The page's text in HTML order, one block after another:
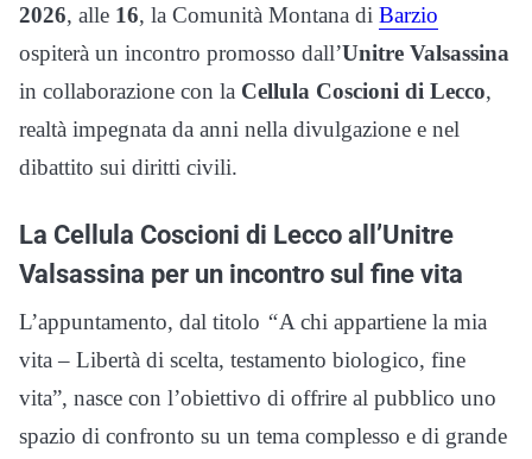
2026, alle 16, la Comunità Montana di Barzio
ospiterà un incontro promosso dall’Unitre Valsassina
in collaborazione con la Cellula Coscioni di Lecco,
realtà impegnata da anni nella divulgazione e nel
dibattito sui diritti civili.
La Cellula Coscioni di Lecco all’Unitre
Valsassina per un incontro sul fine vita
L’appuntamento, dal titolo “A chi appartiene la mia
vita – Libertà di scelta, testamento biologico, fine
vita”, nasce con l’obiettivo di offrire al pubblico uno
spazio di confronto su un tema complesso e di grande